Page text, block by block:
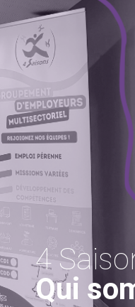
4
Qui